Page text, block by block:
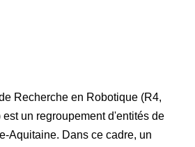
Recherche en Robotique (R4,
est un regroupement d'entités de
Aquitaine. Dans ce cadre, un